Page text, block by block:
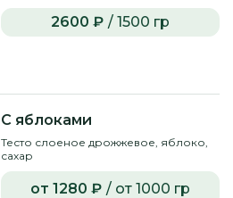
2600 ₽ / 1500 гр
С яблоками
Тесто слоеное дрожжевое, яблоко,
сахар
от 1280 ₽ / от 1000 гр